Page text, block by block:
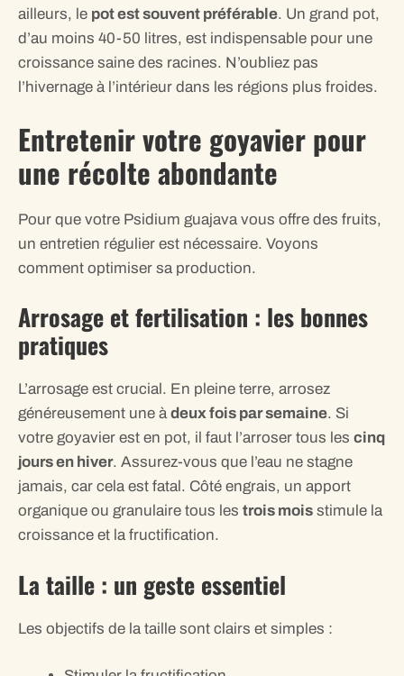
ailleurs, le pot est souvent préférable. Un grand pot,
d’au moins 40-50 litres, est indispensable pour une
croissance saine des racines. N’oubliez pas
l’hivernage à l’intérieur dans les régions plus froides.
Entretenir votre goyavier pour
une récolte abondante
Pour que votre Psidium guajava vous offre des fruits,
un entretien régulier est nécessaire. Voyons
comment optimiser sa production.
Arrosage et fertilisation : les bonnes
pratiques
L’arrosage est crucial. En pleine terre, arrosez
généreusement une àdeux fois par semaine. Si
votre goyavier est en pot, il faut l’arroser tous les cinq
jours en hiver. Assurez-vous que l’eau ne stagne
jamais, car cela est fatal. Côté engrais, un apport
organique ou granulaire tous les trois mois stimule la
croissance et la fructification.
La taille : un geste essentiel
Les objectifs de la taille sont clairs et simples :